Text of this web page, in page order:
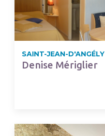
SAINT-JEAN-D'ANGÉLY
Denise Mériglier